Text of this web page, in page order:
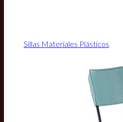
Sillas Materiales Plásticos